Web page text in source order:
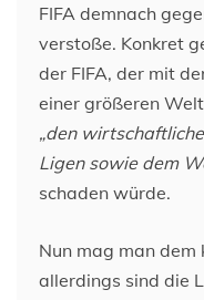
FIFA demnach
verstoße. Konkret
der FIFA, der mit
einer größeren
„den
Ligen sowie dem
schaden würde.
Nun mag man dem
allerdings sind die